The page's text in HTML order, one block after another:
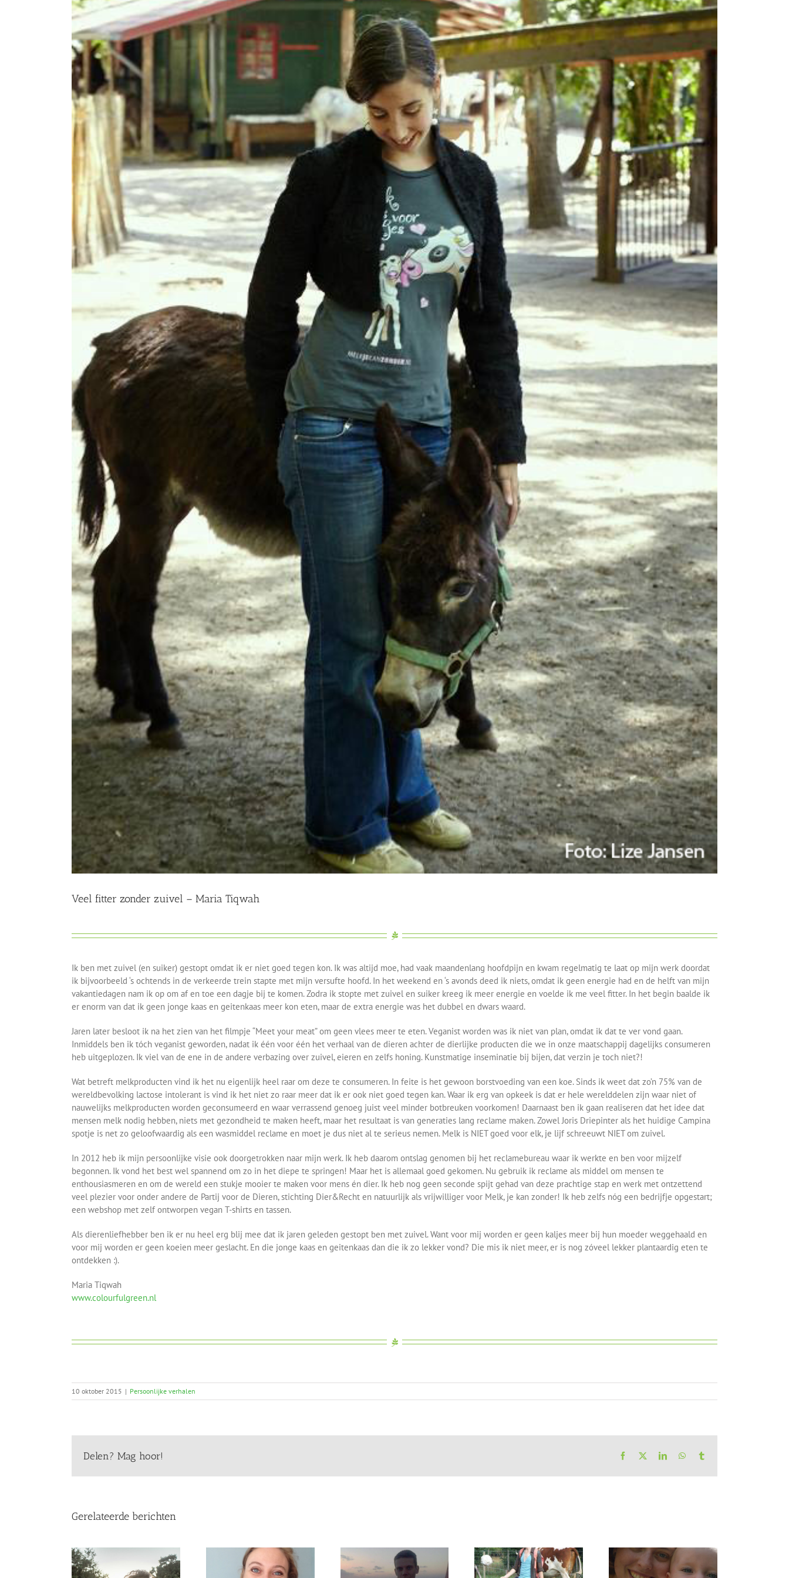
Veel fitter zonder zuivel – Maria Tiqwah
Ik ben met zuivel (en suiker) gestopt omdat ik er niet goed tegen kon. Ik was altijd moe, had vaak maandenlang hoofdpijn en kwam regelmatig te laat op mijn werk doordat
ik bijvoorbeeld ‘s ochtends in de verkeerde trein stapte met mijn versufte hoofd. In het weekend en ‘s avonds deed ik niets, omdat ik geen energie had en de helft van mijn
vakantiedagen nam ik op om af en toe een dagje bij te komen. Zodra ik stopte met zuivel en suiker kreeg ik meer energie en voelde ik me veel fitter. In het begin baalde ik
er enorm van dat ik geen jonge kaas en geitenkaas meer kon eten, maar de extra energie was het dubbel en dwars waard.
Jaren later besloot ik na het zien van het filmpje “Meet your meat” om geen vlees meer te eten. Veganist worden was ik niet van plan, omdat ik dat te ver vond gaan.
Inmiddels ben ik tóch veganist geworden, nadat ik één voor één het verhaal van de dieren achter de dierlijke producten die we in onze maatschappij dagelijks consumeren
heb uitgeplozen. Ik viel van de ene in de andere verbazing over zuivel, eieren en zelfs honing. Kunstmatige inseminatie bij bijen, dat verzin je toch niet?!
Wat betreft melkproducten vind ik het nu eigenlijk heel raar om deze te consumeren. In feite is het gewoon borstvoeding van een koe. Sinds ik weet dat zo’n 75% van de
wereldbevolking lactose intolerant is vind ik het niet zo raar meer dat ik er ook niet goed tegen kan. Waar ik erg van opkeek is dat er hele werelddelen zijn waar niet of
nauwelijks melkproducten worden geconsumeerd en waar verrassend genoeg juist veel minder botbreuken voorkomen! Daarnaast ben ik gaan realiseren dat het idee dat
mensen melk nodig hebben, niets met gezondheid te maken heeft, maar het resultaat is van generaties lang reclame maken. Zowel Joris Driepinter als het huidige Campina
spotje is net zo geloofwaardig als een wasmiddel reclame en moet je dus niet al te serieus nemen. Melk is NIET goed voor elk, je lijf schreeuwt NIET om zuivel.
In 2012 heb ik mijn persoonlijke visie ook doorgetrokken naar mijn werk. Ik heb daarom ontslag genomen bij het reclamebureau waar ik werkte en ben voor mijzelf
begonnen. Ik vond het best wel spannend om zo in het diepe te springen! Maar het is allemaal goed gekomen. Nu gebruik ik reclame als middel om mensen te
enthousiasmeren en om de wereld een stukje mooier te maken voor mens én dier. Ik heb nog geen seconde spijt gehad van deze prachtige stap en werk met ontzettend
veel plezier voor onder andere de Partij voor de Dieren, stichting Dier&Recht en natuurlijk als vrijwilliger voor Melk, je kan zonder! Ik heb zelfs nóg een bedrijfje opgestart;
een webshop met zelf ontworpen vegan T-shirts en tassen.
Als dierenliefhebber ben ik er nu heel erg blij mee dat ik jaren geleden gestopt ben met zuivel. Want voor mij worden er geen kaljes meer bij hun moeder weggehaald en
voor mij worden er geen koeien meer geslacht. En die jonge kaas en geitenkaas dan die ik zo lekker vond? Die mis ik niet meer, er is nog zóveel lekker plantaardig eten te
ontdekken :).
Maria Tiqwah
www.colourfulgreen.nl
10 oktober 2015 | Persoonlijke verhalen
Delen? Mag hoor! Facebook LinkedInWhatsApp
Gerelateerde berichten